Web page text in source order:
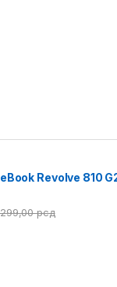
Revolve 810
рсд